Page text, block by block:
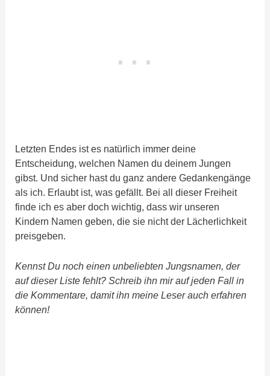
Letzten Endes ist es natürlich immer deine
Entscheidung, welchen Namen du deinem Jungen
gibst. Und sicher hast du ganz andere Gedankengänge
als ich. Erlaubt ist, was gefällt. Bei all dieser Freiheit
finde ich es aber doch wichtig, dass wir unseren
Kindern Namen geben, die sie nicht der Lächerlichkeit
preisgeben.
Kennst Du noch einen unbeliebten Jungsnamen, der
auf dieser Liste fehlt? Schreib ihn mir auf jeden Fall in
die Kommentare, damit ihn meine Leser auch erfahren
können!